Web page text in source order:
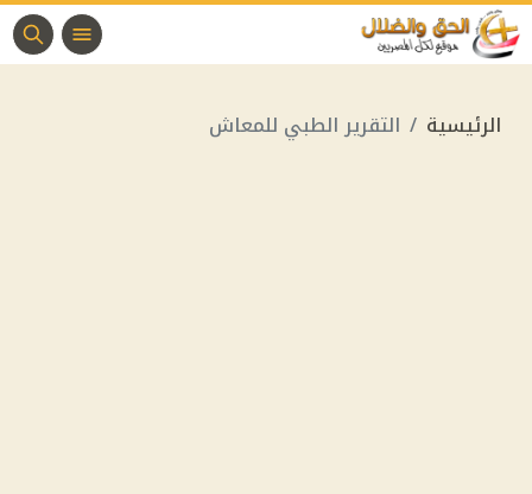
الرئيسية التقرير الطبي للمعاش